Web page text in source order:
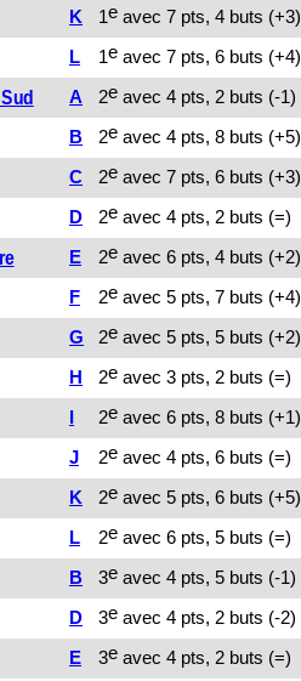
K 1e avec 7 pts, 4 buts (+3)
L 1e avec 7 pts, 6 buts (+4)
A 2e avec 4 pts, 2 buts (-1)
B 2e avec 4 pts, 8 buts (+5)
C 2e avec 7 pts, 6 buts (+3)
D 2e avec 4 pts, 2 buts (=)
E 2e avec 6 pts, 4 buts (+2)
F 2e avec 5 pts, 7 buts (+4)
G 2e avec 5 pts, 5 buts (+2)
H 2e avec 3 pts, 2 buts (=)
I 2e avec 6 pts, 8 buts (+1)
J 2e avec 4 pts, 6 buts (=)
K 2e avec 5 pts, 6 buts (+5)
L 2e avec 6 pts, 5 buts (=)
B 3e avec 4 pts, 5 buts (-1)
D 3e avec 4 pts, 2 buts (-2)
E 3e avec 4 pts, 2 buts (=)